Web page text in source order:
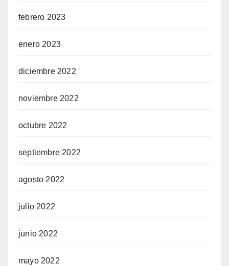
febrero 2023
enero 2023
diciembre 2022
noviembre 2022
octubre 2022
septiembre 2022
agosto 2022
julio 2022
junio 2022
mayo 2022